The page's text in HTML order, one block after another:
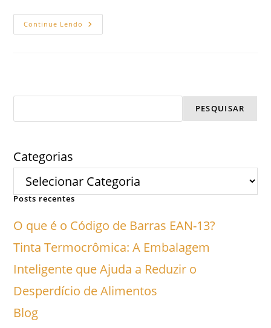
Continue Lendo
PESQUISAR
Categorias
Posts recentes
O que é o Código de Barras EAN-13?
Tinta Termocrômica: A Embalagem
Inteligente que Ajuda a Reduzir o
Desperdício de Alimentos
Blog